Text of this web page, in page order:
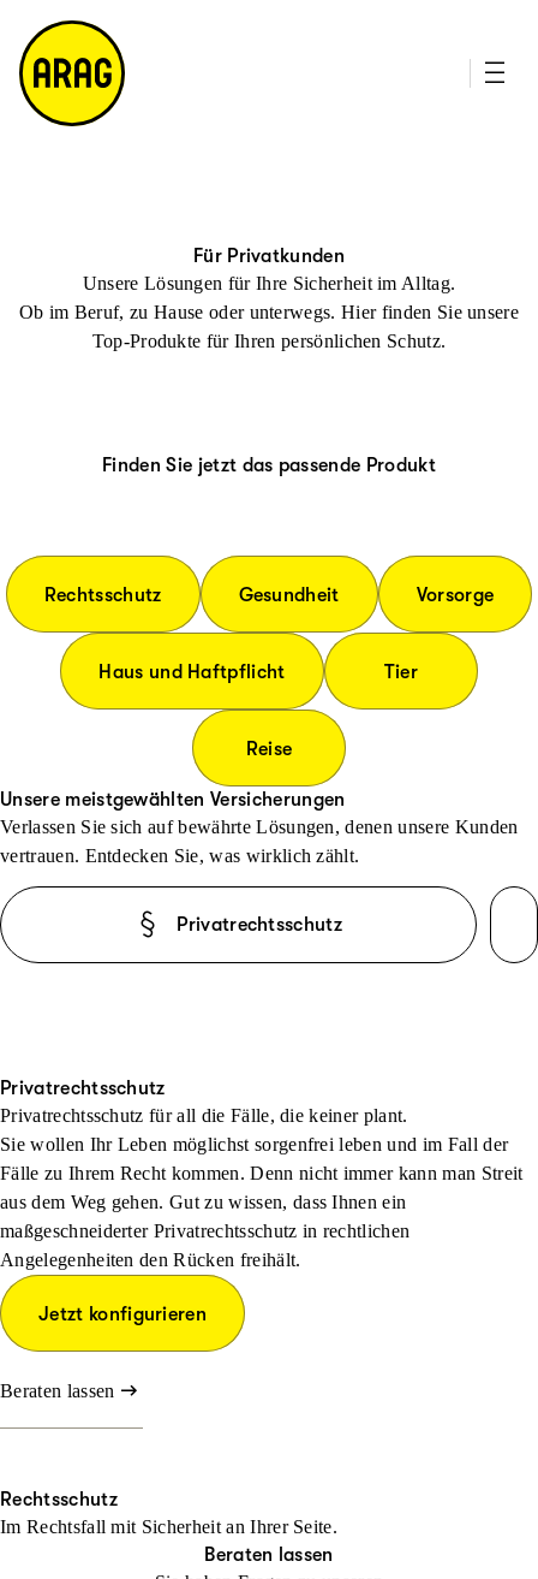
m
a
p
Für Privatkunden
Unsere Lösungen für Ihre Sicherheit im Alltag.
Ob im Beruf, zu Hause oder unterwegs. Hier finden Sie unsere
Top-Produkte für Ihren persönlichen Schutz.
Finden Sie jetzt das passende Produkt
Rechtsschutz Gesundheit Vorsorge
Haus und Haftpflicht Tier
Reise
Unsere meistgewählten Versicherungen
Verlassen Sie sich auf bewährte Lösungen, denen unsere Kunden
vertrauen. Entdecken Sie, was wirklich zählt.
Privatrechtsschutz
Privatrechtsschutz
Privatrechtsschutz für all die Fälle, die keiner plant.
Sie wollen Ihr Leben möglichst sorgenfrei leben und im Fall der
Fälle zu Ihrem Recht kommen. Denn nicht immer kann man Streit
aus dem Weg gehen. Gut zu wissen, dass Ihnen ein
maßgeschneiderter Privatrechtsschutz in rechtlichen
Angelegenheiten den Rücken freihält.
Jetzt konfigurieren
Beraten lassen
Rechtsschutz
Im Rechtsfall mit Sicher­heit an Ihrer Seite.
Beraten lassen